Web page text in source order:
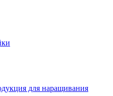
для наращивания